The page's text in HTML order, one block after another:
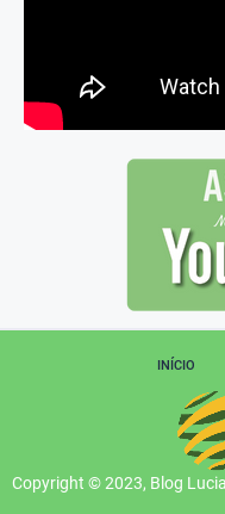
INÍCIO
Copyright © 2023, Blog